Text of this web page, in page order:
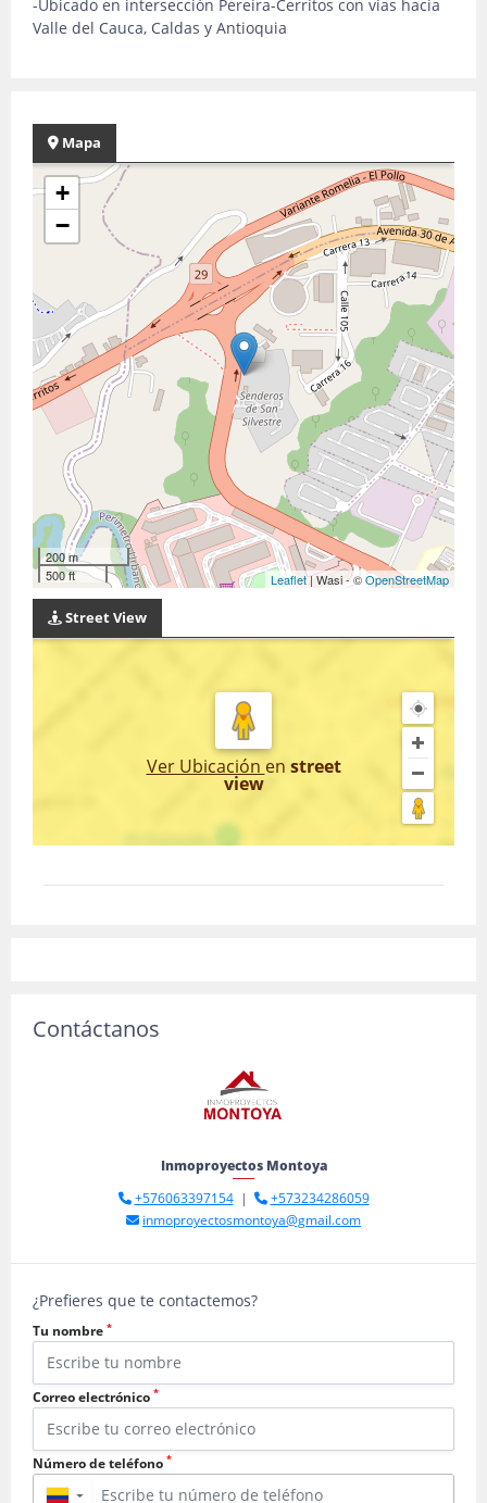
-Ubicado en intersección Pereira-Cerritos con vías hacia
Valle del Cauca, Caldas y Antioquia
Mapa
+
−
200 m
500 ft
Leaflet| Wasi - ©OpenStreetMap
Street View
Ver Ubicación en street
view
Contáctanos
Inmoproyectos Montoya
+576063397154|
+573234286059
inmoproyectosmontoya@gmail.com
¿Prefieres que te contactemos?
Tu nombre *
Correo electrónico *
Número de teléfono *
▼